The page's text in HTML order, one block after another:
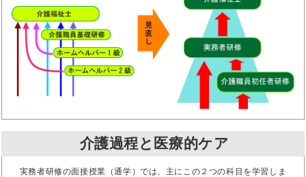
介護過程と医療的ケア
実務者研修の面接授業（通学）では、主にこの２つの科目を学習しま